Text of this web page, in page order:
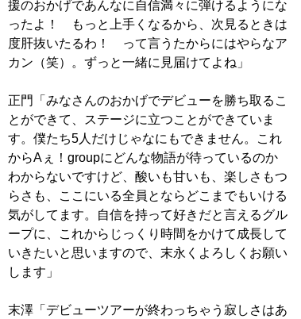
援のおかげであんなに自信満々に弾けるようにな
ったよ！ もっと上手くなるから、次見るときは
度肝抜いたるわ！ って言うたからにはやらなア
カン（笑）。ずっと一緒に見届けてよね」
正門「みなさんのおかげでデビューを勝ち取るこ
とができて、ステージに立つことができていま
す。僕たち5人だけじゃなにもできません。これ
からAぇ！groupにどんな物語が待っているのか
わからないですけど、酸いも甘いも、楽しさもつ
らさも、ここにいる全員とならどこまでもいける
気がしてます。自信を持って好きだと言えるグル
ープに、これからじっくり時間をかけて成長して
いきたいと思いますので、末永くよろしくお願い
します」
末澤「デビューツアーが終わっちゃう寂しさはあ